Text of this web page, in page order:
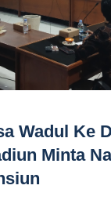
Wadul Ke
Minta